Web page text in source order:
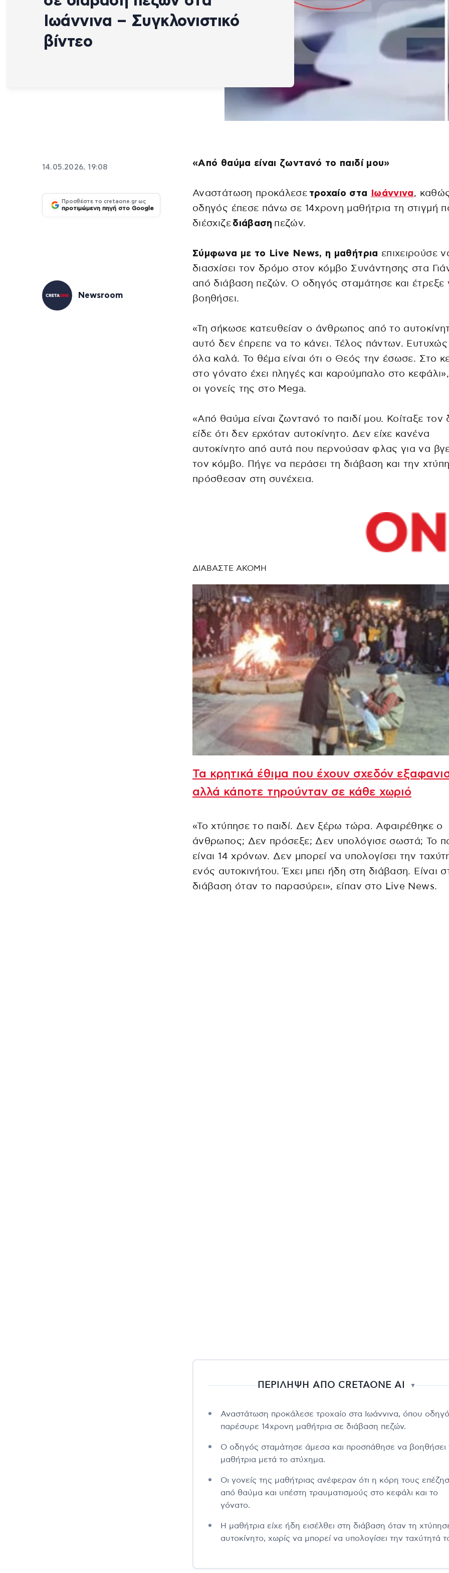
Ιωάννινα – Συγκλονιστικό
βίντεο
14.05.2026, 19:08
Προσθέστε το cretaone.gr ως
προτιμώμενη πηγή στο Google
Newsroom
«Από θαύμα είναι ζωντανό το παιδί μου»
Αναστάτωση προκάλεσε τροχαίο στα Ιωάννινα,
οδηγός έπεσε πάνω σε 14χρονη μαθήτρια τη στιγμή
διέσχιζε διάβαση πεζών.
Σύμφωνα με το Live News, η μαθήτρια επιχειρούσε
διασχίσει τον δρόμο στον κόμβο Συνάντησης στα
από διάβαση πεζών. Ο οδηγός σταμάτησε και έτρεξε
βοηθήσει.
«Τη σήκωσε κατευθείαν ο άνθρωπος από το
αυτό δεν έπρεπε να το κάνει. Τέλος πάντων.
όλα καλά. Το θέμα είναι ότι ο Θεός την έσωσε. Στο
στο γόνατο έχει πληγές και καρούμπαλο στο
οι γονείς της στο Mega.
«Από θαύμα είναι ζωντανό το παιδί μου. Κοίταξε τον
είδε ότι δεν ερχόταν αυτοκίνητο. Δεν είχε κανένα
αυτοκίνητο από αυτά που περνούσαν φλας για να
τον κόμβο. Πήγε να περάσει τη διάβαση και την
πρόσθεσαν στη συνέχεια.
ΔΙΑΒΑΣΤΕ ΑΚΟΜΗ
Τα κρητικά έθιμα που έχουν σχεδόν
αλλά κάποτε τηρούνταν σε κάθε χωριό
«Το χτύπησε το παιδί. Δεν ξέρω τώρα. Αφαιρέθηκε ο
άνθρωπος; Δεν πρόσεξε; Δεν υπολόγισε σωστά; Το
είναι 14 χρόνων. Δεν μπορεί να υπολογίσει την
ενός αυτοκινήτου. Έχει μπει ήδη στη διάβαση. Είναι
διάβαση όταν το παρασύρει», είπαν στο Live News.
ΠΕΡΙΛΗΨΗ ΑΠΟ CRETAONE AI ▼
Αναστάτωση προκάλεσε τροχαίο στα Ιωάννινα, όπου
παρέσυρε 14χρονη μαθήτρια σε διάβαση πεζών.
Ο οδηγός σταμάτησε άμεσα και προσπάθησε να βοηθήσει
μαθήτρια μετά το ατύχημα.
Οι γονείς της μαθήτριας ανέφεραν ότι η κόρη τους
από θαύμα και υπέστη τραυματισμούς στο κεφάλι και το
γόνατο.
Η μαθήτρια είχε ήδη εισέλθει στη διάβαση όταν τη
αυτοκίνητο, χωρίς να μπορεί να υπολογίσει την ταχύτητά